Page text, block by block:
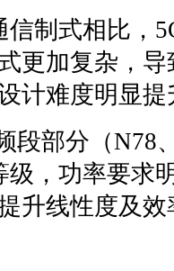
制式相比，
更加复杂，
计难度明显提
段部分（N78
级，功率要求
升线性度及